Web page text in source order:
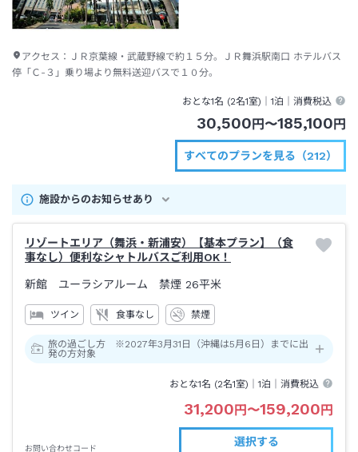
アクセス： ＪＲ京葉線・武蔵野線で約１５分。ＪＲ舞浜駅南口 ホテルバス
停「Ｃ-３」乗り場より無料送迎バスで１０分。
おとな1名 (2名1室)｜1泊 ｜消費税込
30,500円〜185,100円
すべてのプランを見る（212）
施設からのお知らせあり
リゾートエリア（舞浜・新浦安）【基本プラン】（食
事なし）便利なシャトルバスご利用OK！
新館 ユーラシアルーム 禁煙 26平米
ツイン 食事なし 禁煙
旅の過ごし方 ※2027年3月31日（沖縄は5月6日）までに出
発の方対象
おとな1名 (2名1室)｜1泊 ｜消費税込
31,200円〜159,200円
お問い合わせコード
選択する